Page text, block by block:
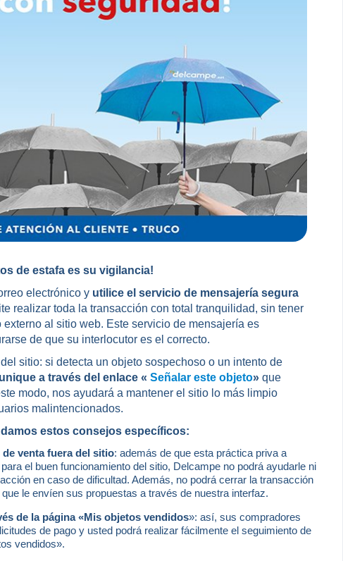
de estafa es su vigilancia!
electrónico y utilice el servicio de mensajería segura
realizar toda la transacción con total tranquilidad, sin tener
al sitio web. Este servicio de mensajería es
de que su interlocutor es el correcto.
sitio: si detecta un objeto sospechoso o un intento de
a través del enlace « Señalar este objeto» que
modo, nos ayudará a mantener el sitio lo más limpio
malintencionados.
estos consejos específicos:
venta fuera del sitio: además de que esta práctica priva a
el buen funcionamiento del sitio, Delcampe no podrá ayudarle ni
en caso de dificultad. Además, no podrá cerrar la transacción
le envíen sus propuestas a través de nuestra interfaz.
de la página «Mis objetos vendidos»: así, sus compradores
de pago y usted podrá realizar fácilmente el seguimiento de
vendidos».